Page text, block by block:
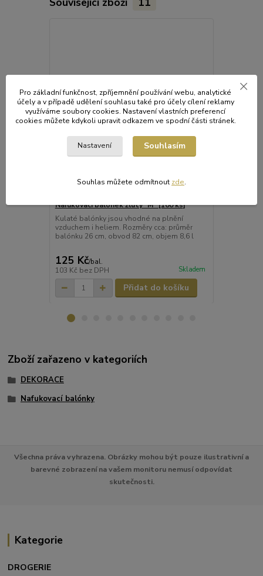
Nafukovací balónek žlutý "M" [100 ks]
Kulaté balónky jsou vhodné na plnění
vzduchem i heliem. Rozměry cca: průměr
balónku 26 cm, obvod 82 cm, objem 8,6 l
125 Kč/bal.
103 Kč bez DPH Skladem
Přidat do košíku
Nafukovací
Zboží zařazeno v kategoriích
DEKORACE
Nafukovací balónky
Všechna práva vyhrazena. Obrázky mohou být pouze ilustrativní a
barevné zobrazení na vašem monitoru nemusí odpovídat
skutečnosti.
Kategorie
DROGERIE
Pro základní funkčnost, zpříjemnění používání webu, analytické
účely a v případě udělení souhlasu také pro účely cílení reklamy
využíváme soubory cookies. Nastavení vlastních preferencí
cookies můžete kdykoli upravit odkazem ve spodní části stránek.
Nastavení Souhlasím
Souhlas můžete odmítnout zde.